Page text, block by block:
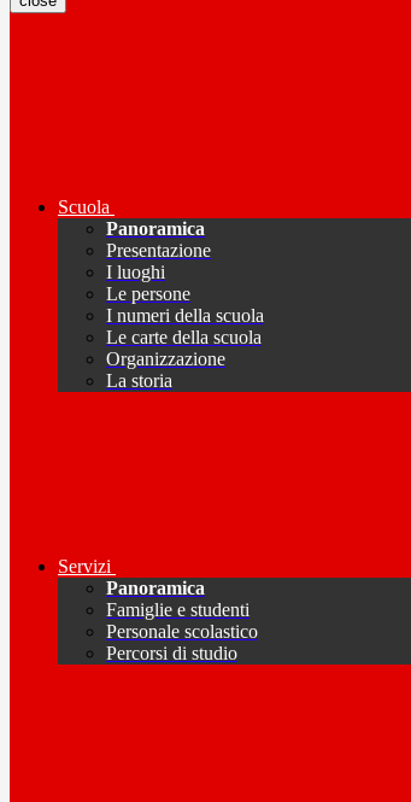
Scuola
Panoramica
Presentazione
I luoghi
Le persone
I numeri della scuola
Le carte della scuola
Organizzazione
La storia
Servizi
Panoramica
Famiglie e studenti
Personale scolastico
Percorsi di studio